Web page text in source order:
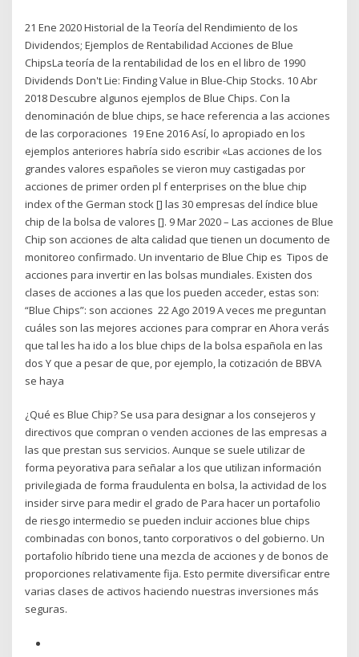
21 Ene 2020 Historial de la Teoría del Rendimiento de los
Dividendos; Ejemplos de Rentabilidad Acciones de Blue
ChipsLa teoría de la rentabilidad de los en el libro de 1990
Dividends Don't Lie: Finding Value in Blue-Chip Stocks. 10 Abr
2018 Descubre algunos ejemplos de Blue Chips. Con la
denominación de blue chips, se hace referencia a las acciones
de las corporaciones 19 Ene 2016 Así, lo apropiado en los
ejemplos anteriores habría sido escribir «Las acciones de los
grandes valores españoles se vieron muy castigadas por
acciones de primer orden pl f enterprises on the blue chip
index of the German stock [] las 30 empresas del índice blue
chip de la bolsa de valores []. 9 Mar 2020 – Las acciones de Blue
Chip son acciones de alta calidad que tienen un documento de
monitoreo confirmado. Un inventario de Blue Chip es Tipos de
acciones para invertir en las bolsas mundiales. Existen dos
clases de acciones a las que los pueden acceder, estas son:
“Blue Chips”: son acciones 22 Ago 2019 A veces me preguntan
cuáles son las mejores acciones para comprar en Ahora verás
que tal les ha ido a los blue chips de la bolsa española en las
dos Y que a pesar de que, por ejemplo, la cotización de BBVA
se haya
¿Qué es Blue Chip? Se usa para designar a los consejeros y
directivos que compran o venden acciones de las empresas a
las que prestan sus servicios. Aunque se suele utilizar de
forma peyorativa para señalar a los que utilizan información
privilegiada de forma fraudulenta en bolsa, la actividad de los
insider sirve para medir el grado de Para hacer un portafolio
de riesgo intermedio se pueden incluir acciones blue chips
combinadas con bonos, tanto corporativos o del gobierno. Un
portafolio híbrido tiene una mezcla de acciones y de bonos de
proporciones relativamente fija. Esto permite diversificar entre
varias clases de activos haciendo nuestras inversiones más
seguras.